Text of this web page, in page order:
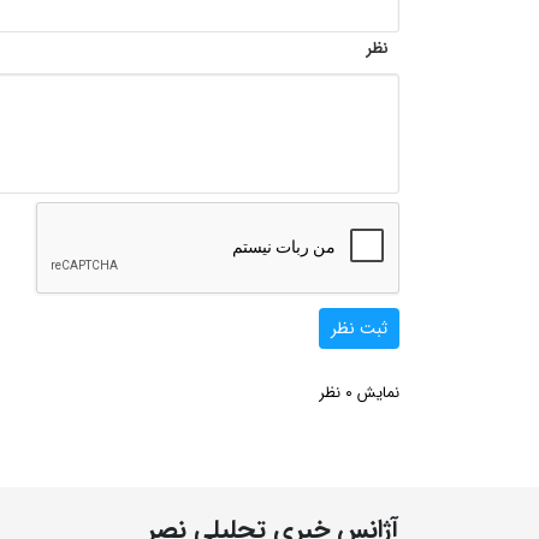
نظر
ثبت نظر
نمایش 0 نظر
آژانس خبری تحلیلی نصر